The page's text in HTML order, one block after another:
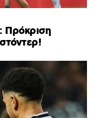
Πρόκριση